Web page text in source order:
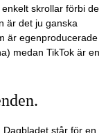
skrollar förbi de
är det ju ganska
är egenproducerade
medan TikTok är en
står för en